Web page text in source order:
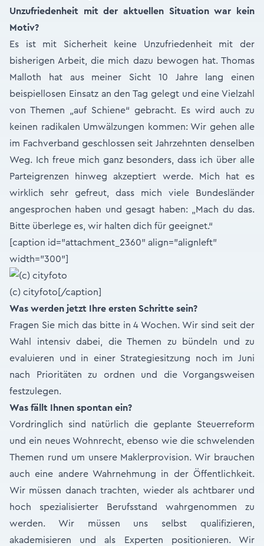
Unzufriedenheit mit der aktuellen Situation war kein
Motiv?
Es ist mit Sicherheit keine Unzufriedenheit mit der
bisherigen Arbeit, die mich dazu bewogen hat. Thomas
Malloth hat aus meiner Sicht 10 Jahre lang einen
beispiellosen Einsatz an den Tag gelegt und eine Vielzahl
von Themen „auf Schiene“ gebracht. Es wird auch zu
keinen radikalen Umwälzungen kommen: Wir gehen alle
im Fachverband geschlossen seit Jahrzehnten denselben
Weg. Ich freue mich ganz besonders, dass ich über alle
Parteigrenzen hinweg akzeptiert werde. Mich hat es
wirklich sehr gefreut, dass mich viele Bundesländer
angesprochen haben und gesagt haben: „Mach du das.
Bitte überlege es, wir halten dich für geeignet.“
[caption id="attachment_2360" align="alignleft"
width="300"]
(c) cityfoto[/caption]
Was werden jetzt Ihre ersten Schritte sein?
Fragen Sie mich das bitte in 4 Wochen. Wir sind seit der
Wahl intensiv dabei, die Themen zu bündeln und zu
evaluieren und in einer Strategiesitzung noch im Juni
nach Prioritäten zu ordnen und die Vorgangsweisen
festzulegen.
Was fällt Ihnen spontan ein?
Vordringlich sind natürlich die geplante Steuerreform
und ein neues Wohnrecht, ebenso wie die schwelenden
Themen rund um unsere Maklerprovision. Wir brauchen
auch eine andere Wahrnehmung in der Öffentlichkeit.
Wir müssen danach trachten, wieder als achtbarer und
hoch spezialisierter Berufsstand wahrgenommen zu
werden. Wir müssen uns selbst qualifizieren,
akademisieren und als Experten positionieren. Wir